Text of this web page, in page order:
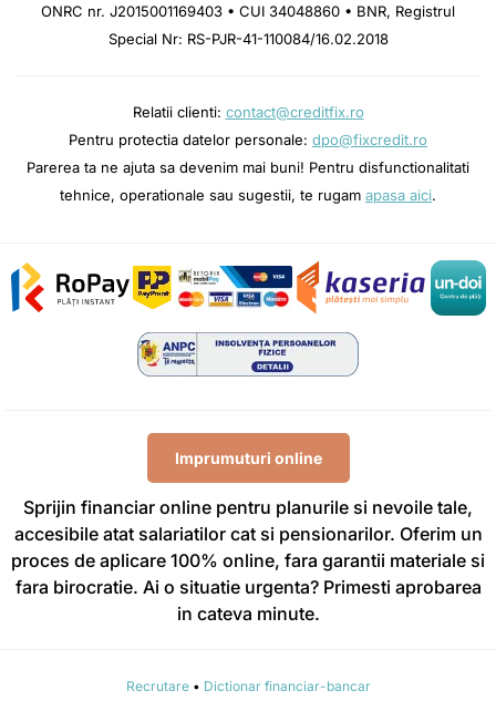
ONRC nr. J2015001169403 • CUI 34048860 • BNR, Registrul
Special Nr: RS-PJR-41-110084/16.02.2018
Relatii clienti: contact@creditfix.ro
Pentru protectia datelor personale: dpo@fixcredit.ro
Parerea ta ne ajuta sa devenim mai buni! Pentru disfunctionalitati
tehnice, operationale sau sugestii, te rugam apasa aici.
Imprumuturi online
Sprijin financiar online pentru planurile si nevoile tale,
accesibile atat salariatilor cat si pensionarilor. Oferim un
proces de aplicare 100% online, fara garantii materiale si
fara birocratie. Ai o situatie urgenta? Primesti aprobarea
in cateva minute.
Recrutare• Dictionar financiar-bancar